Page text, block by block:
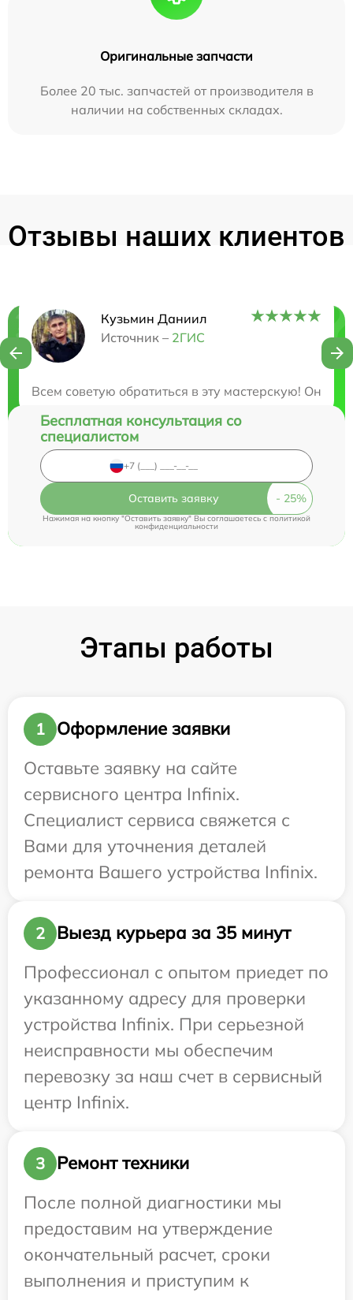
Оригинальные запчасти
Более 20 тыс. запчастей от производителя в
наличии на собственных складах.
Отзывы наших клиентов
Кузьмин Даниил
Источник – 2ГИС
Всем советую обратиться в эту мастерскую! Они
Нужна консультация?
Бесплатная консультация со
специалистом
Оставить заявку
Нажимая на кнопку "Оставить заявку" Вы соглашаетесь cполитикой
конфиденциальности
Этапы работы
1
Оформление заявки
Оставьте заявку на сайте
сервисного центра Infinix.
Специалист сервиса свяжется с
Вами для уточнения деталей
ремонта Вашего устройства Infinix.
2
Выезд курьера за 35 минут
Профессионал с опытом приедет по
указанному адресу для проверки
устройства Infinix. При серьезной
неисправности мы обеспечим
перевозку за наш счет в сервисный
центр Infinix.
3
Ремонт техники
После полной диагностики мы
предоставим на утверждение
окончательный расчет, сроки
выполнения и приступим к